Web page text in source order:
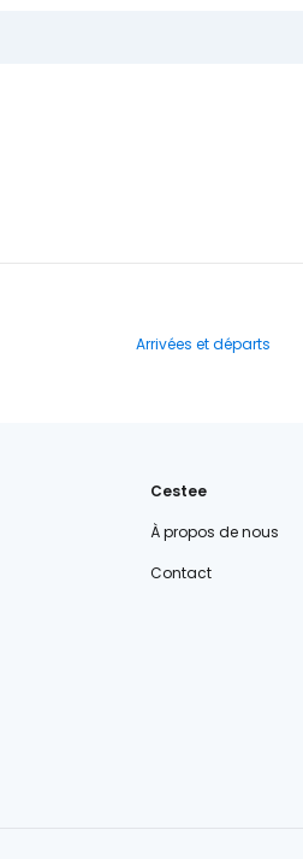
Arrivées et départs
Cestee
À propos de nous
Contact